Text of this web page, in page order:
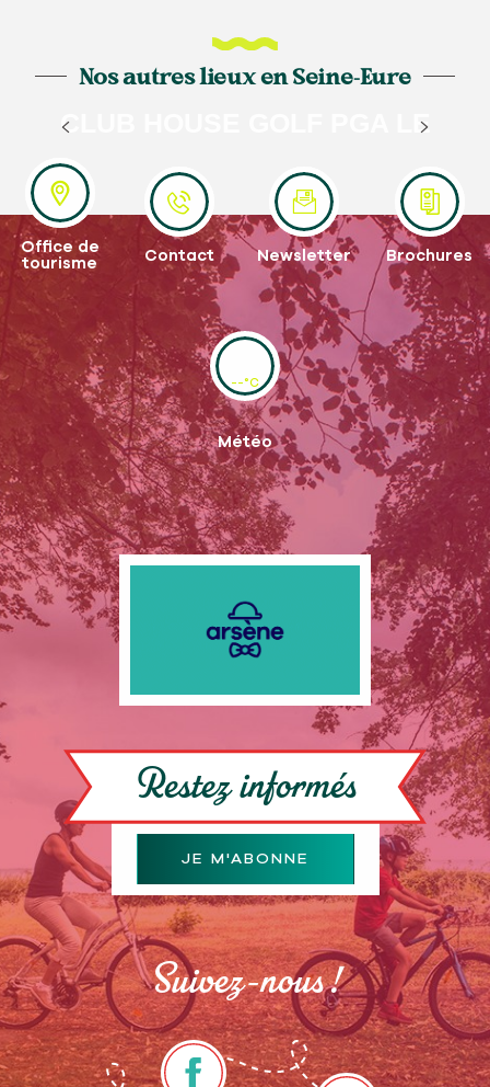
Nos autres lieux en Seine-Eure
CLUB HOUSE GOLF PGA LE
Office de
tourisme
Contact Newsletter Brochures
--°C
Météo
Restez informés
JE M'ABONNE
Suivez-nous !